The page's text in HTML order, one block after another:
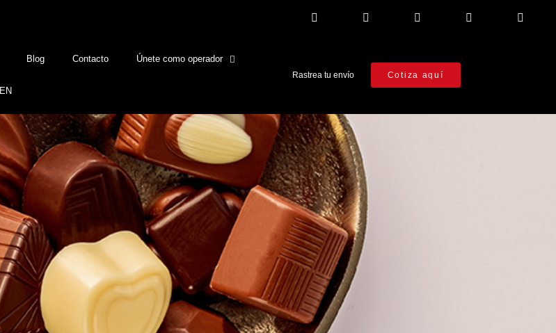
Blog Contacto Únete como operador
EN
Rastrea tu envío Cotiza aquí